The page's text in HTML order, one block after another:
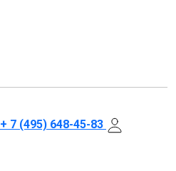
+ 7 (495) 648-45-83